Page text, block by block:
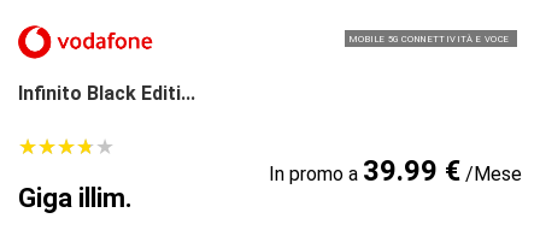
MOBILE 5G CONNETTIVITÀ E VOCE
Infinito Black Editi...
★★★★★
★★★★★
Giga illim.
In promo a 39.99 €/Mese